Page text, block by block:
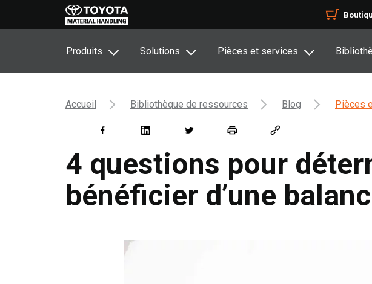
Produits Solutions Pièces et services
Accueil Bibliothèque de ressources Blog Pièces
4 questions pour
bénéficier d’une